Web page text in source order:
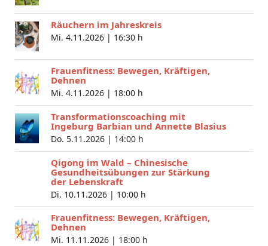
Räuchern im Jahreskreis
Mi. 4.11.2026 | 16:30 h
Frauenfitness: Bewegen, Kräftigen,
Dehnen
Mi. 4.11.2026 | 18:00 h
Transformationscoaching mit
Ingeburg Barbian und Annette Blasius
Do. 5.11.2026 | 14:00 h
Qigong im Wald – Chinesische
Gesundheitsübungen zur Stärkung
der Lebenskraft
Di. 10.11.2026 | 10:00 h
Frauenfitness: Bewegen, Kräftigen,
Dehnen
Mi. 11.11.2026 | 18:00 h